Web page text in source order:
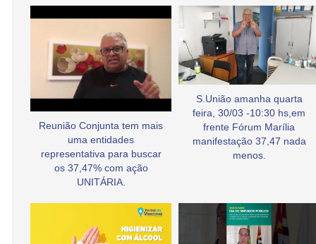
Reunião Conjunta tem mais
uma entidades
representativa para buscar
os 37,47% com ação
UNITÁRIA.
S.União amanha quarta
feira, 30/03 -10:30 hs,em
frente Fórum Marília
manifestação 37,47 nada
menos.